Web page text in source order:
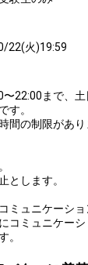
22(火)19:59
〜22:00まで、
す。
間の制限があり
とします。
ミュニケーシ
コミュニケー
。